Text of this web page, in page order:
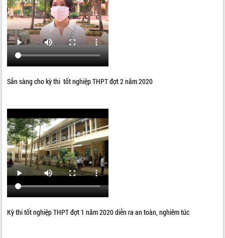
Sẵn sàng cho kỳ thi tốt nghiệp THPT đợt 2 năm 2020
Kỳ thi tốt nghiệp THPT đợt 1 năm 2020 diễn ra an toàn, nghiêm túc